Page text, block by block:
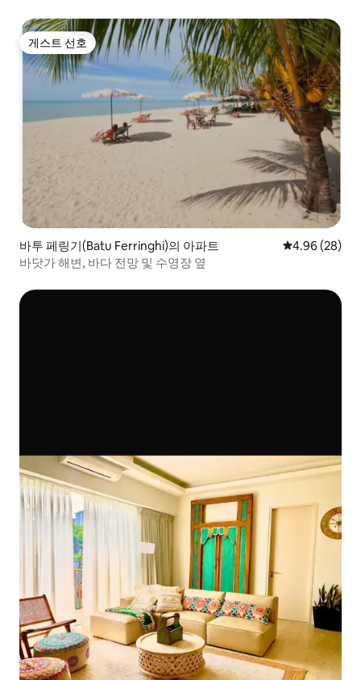
게스트 선호
게스트 선호
바투 페링기(Batu Ferringhi)의 아파트 평점 4.96점(5
4.96 (28)
바닷가 해변, 바다 전망 및 수영장 옆